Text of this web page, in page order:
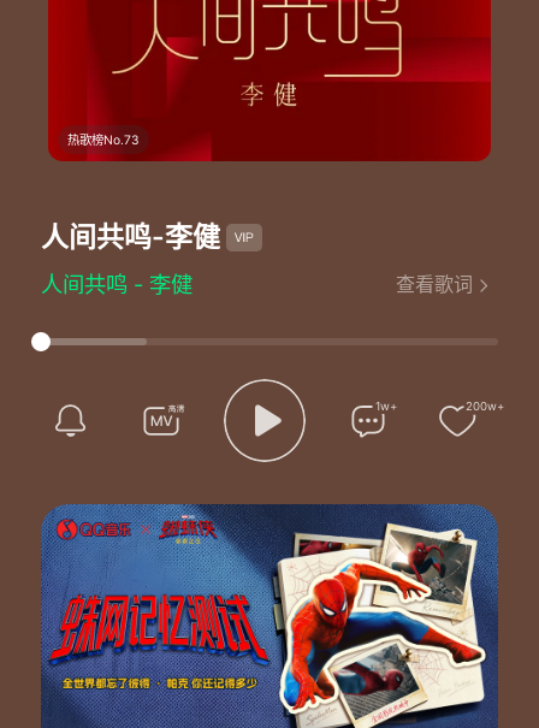
热歌榜No.73
人间共鸣-李健
人间共鸣 - 李健
曲：钱雷
编曲：钱雷
人声监制&制作：钱雷
人声配唱：钱雷
人声录音师&编辑：李扬@55Tec
人声录音棚：55Tec
伴唱：王笑文(丸子)
吉他：高飞
吉他 录音：于泊@Studio1522
箫：罗萌
箫录音：尹一鸣
弦乐编写：胡静成
弦乐：国际首席爱乐乐团
弦乐录音：王小四@金田录音棚
查看歌词
1w+ 200w+